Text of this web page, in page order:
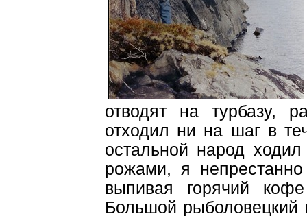
отводят на турбазу,
отходил ни на шаг в
остальной народ
рожами, я
выпивая горячий
Большой рыболовецкий